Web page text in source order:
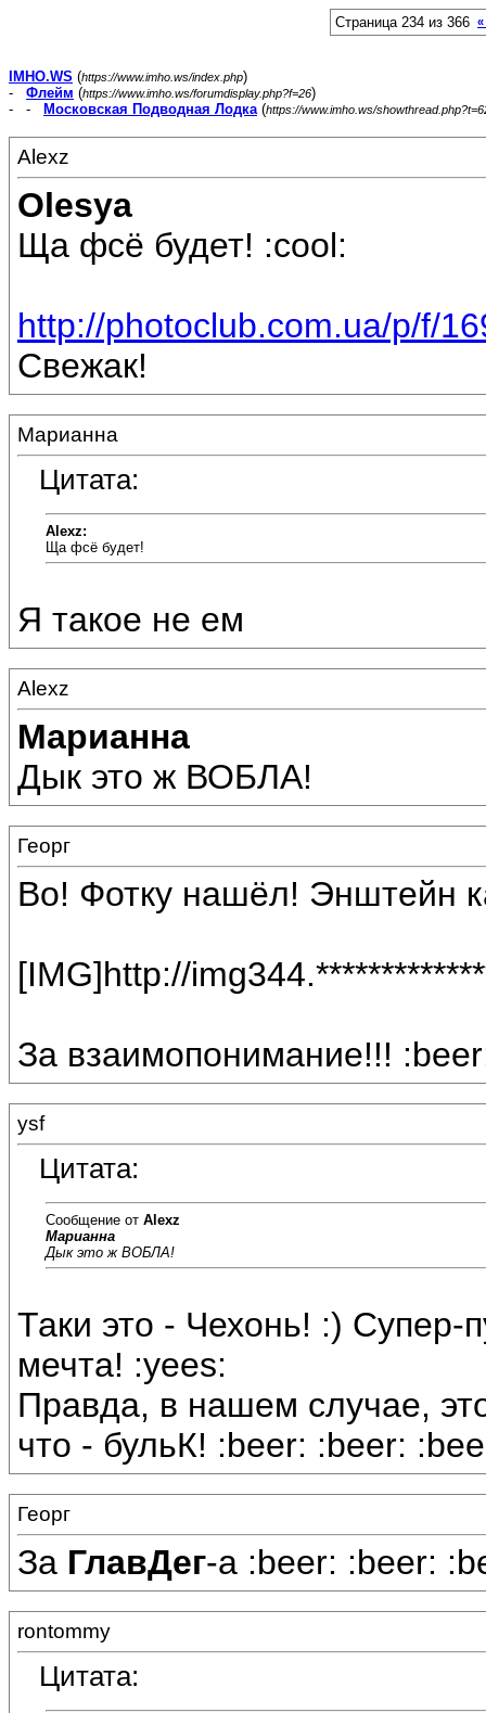
Страница 234 из 366 «
IMHO.WS (https://www.imho.ws/index.php)
- Флейм (https://www.imho.ws/forumdisplay.php?f=26)
- -
Московская Подводная Лодка(https://www.imho.ws/
Alexz
Olesya
Ща фсё будет! :cool:
http://photoclub.com.ua/p/f/
Свежак!
Марианна
Цитата:
Alexz:
Ща фсё будет!
Я такое не ем
Alexz
Марианна
Дык это ж ВОБЛА!
Георг
Во! Фотку нашёл! Энштейн
[IMG]http://
За взаимопонимание!!!
ysf
Цитата:
Сообщение от Alexz
Марианна
Дык это ж ВОБЛА!
Таки это - Чехонь! :)
мечта! :yees:
Правда, в нашем случае,
что - бульК! :beer: :beer:
Георг
За ГлавДег-а :beer: :beer:
rontommy
Цитата: